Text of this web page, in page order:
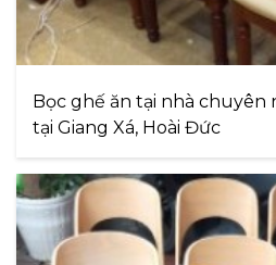
Bọc ghế ăn tại nhà chuyên
tại Giang Xá, Hoài Đức